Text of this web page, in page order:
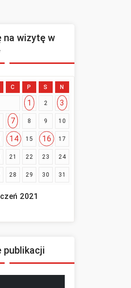
na wizytę w
2021
C P S N
1 2 3
7 8 9 10
14 15 16 17
21 22 23 24
28 29 30 31
publikacji